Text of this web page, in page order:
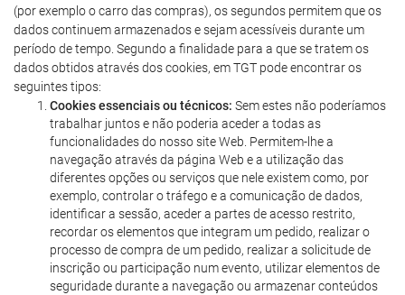
(por exemplo o carro das compras), os segundos permitem que os
dados continuem armazenados e sejam acessíveis durante um
período de tempo. Segundo a finalidade para a que se tratem os
dados obtidos através dos cookies, em TGT pode encontrar os
seguintes tipos:
Cookies essenciais ou técnicos: Sem estes não poderíamos
trabalhar juntos e não poderia aceder a todas as
funcionalidades do nosso site Web. Permitem-lhe a
navegação através da página Web e a utilização das
diferentes opções ou serviços que nele existem como, por
exemplo, controlar o tráfego e a comunicação de dados,
identificar a sessão, aceder a partes de acesso restrito,
recordar os elementos que integram um pedido, realizar o
processo de compra de um pedido, realizar a solicitude de
inscrição ou participação num evento, utilizar elementos de
seguridade durante a navegação ou armazenar conteúdos